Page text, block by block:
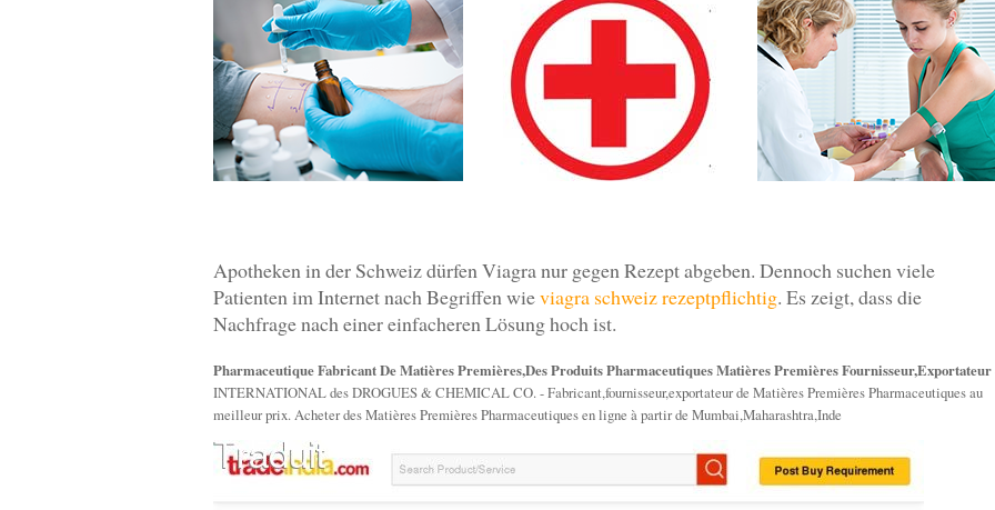
Apotheken in der Schweiz dürfen Viagra nur gegen Rezept abgeben. Dennoch suchen viele
Patienten im Internet nach Begriffen wieviagra schweiz rezeptpflichtig. Es zeigt, dass die
Nachfrage nach einer einfacheren Lösung hoch ist.
Pharmaceutique Fabricant De Matières Premières,Des Produits Pharmaceutiques Matières Premières Fournisseur,Exportateur
INTERNATIONAL des DROGUES & CHEMICAL CO. - Fabricant,fournisseur,exportateur de Matières Premières Pharmaceutiques au
meilleur prix. Acheter des Matières Premières Pharmaceutiques en ligne à partir de Mumbai,Maharashtra,Inde